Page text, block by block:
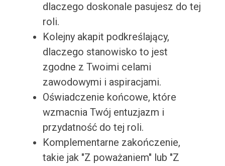
dlaczego doskonale pasujesz do tej
roli.
Kolejny akapit podkreślający,
dlaczego stanowisko to jest
zgodne z Twoimi celami
zawodowymi i aspiracjami.
Oświadczenie końcowe, które
wzmacnia Twój entuzjazm i
przydatność do tej roli.
Komplementarne zakończenie,
takie jak "Z poważaniem" lub "Z